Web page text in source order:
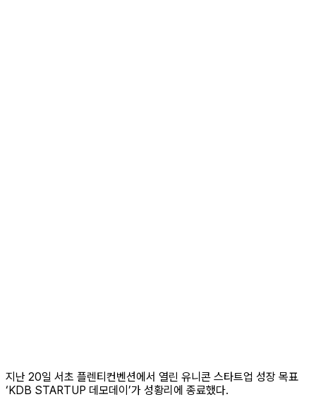
지난 20일 서초 플렌티컨벤션에서 열린 유니콘 스타트업 성장 목표
‘KDB STARTUP 데모데이’가 성황리에 종료했다.